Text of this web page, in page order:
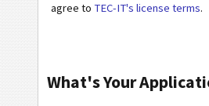
agree to TEC-IT's license terms.
What's Your